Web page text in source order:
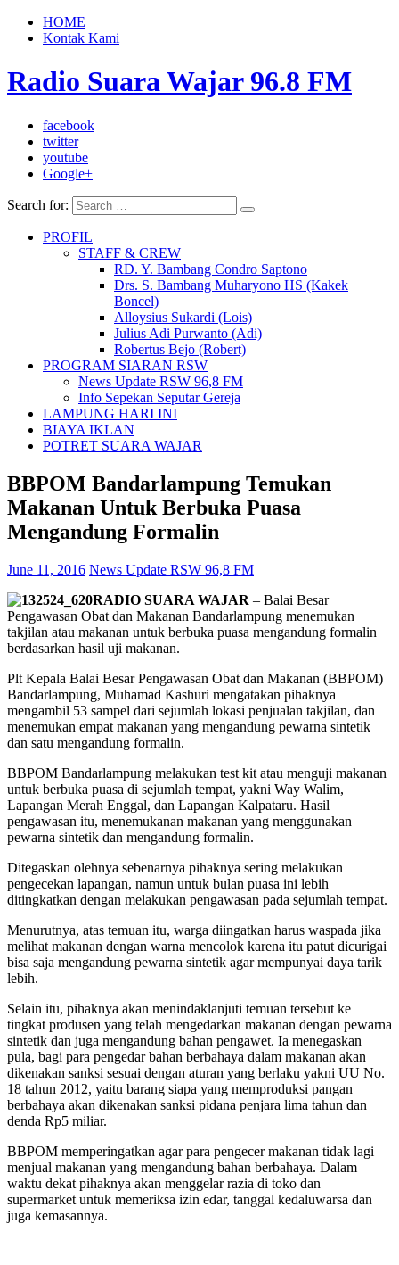
HOME
Kontak Kami
Radio Suara Wajar 96.8 FM
facebook
twitter
youtube
Google+
Search for:
PROFIL
STAFF & CREW
RD. Y. Bambang Condro Saptono
Drs. S. Bambang Muharyono HS (Kakek
Boncel)
Alloysius Sukardi (Lois)
Julius Adi Purwanto (Adi)
Robertus Bejo (Robert)
PROGRAM SIARAN RSW
News Update RSW 96,8 FM
Info Sepekan Seputar Gereja
LAMPUNG HARI INI
BIAYA IKLAN
POTRET SUARA WAJAR
BBPOM Bandarlampung Temukan
Makanan Untuk Berbuka Puasa
Mengandung Formalin
June 11, 2016 News Update RSW 96,8 FM
RADIO SUARA WAJAR – Balai Besar
Pengawasan Obat dan Makanan Bandarlampung menemukan
takjilan atau makanan untuk berbuka puasa mengandung formalin
berdasarkan hasil uji makanan.
Plt Kepala Balai Besar Pengawasan Obat dan Makanan (BBPOM)
Bandarlampung, Muhamad Kashuri mengatakan pihaknya
mengambil 53 sampel dari sejumlah lokasi penjualan takjilan, dan
menemukan empat makanan yang mengandung pewarna sintetik
dan satu mengandung formalin.
BBPOM Bandarlampung melakukan test kit atau menguji makanan
untuk berbuka puasa di sejumlah tempat, yakni Way Walim,
Lapangan Merah Enggal, dan Lapangan Kalpataru. Hasil
pengawasan itu, menemukanan makanan yang menggunakan
pewarna sintetik dan mengandung formalin.
Ditegaskan olehnya sebenarnya pihaknya sering melakukan
pengecekan lapangan, namun untuk bulan puasa ini lebih
ditingkatkan dengan melakukan pengawasan pada sejumlah tempat.
Menurutnya, atas temuan itu, warga diingatkan harus waspada jika
melihat makanan dengan warna mencolok karena itu patut dicurigai
bisa saja mengandung pewarna sintetik agar mempunyai daya tarik
lebih.
Selain itu, pihaknya akan menindaklanjuti temuan tersebut ke
tingkat produsen yang telah mengedarkan makanan dengan pewarna
sintetik dan juga mengandung bahan pengawet. Ia menegaskan
pula, bagi para pengedar bahan berbahaya dalam makanan akan
dikenakan sanksi sesuai dengan aturan yang berlaku yakni UU No.
18 tahun 2012, yaitu barang siapa yang memproduksi pangan
berbahaya akan dikenakan sanksi pidana penjara lima tahun dan
denda Rp5 miliar.
BBPOM memperingatkan agar para pengecer makanan tidak lagi
menjual makanan yang mengandung bahan berbahaya. Dalam
waktu dekat pihaknya akan menggelar razia di toko dan
supermarket untuk memeriksa izin edar, tanggal kedaluwarsa dan
juga kemasannya.